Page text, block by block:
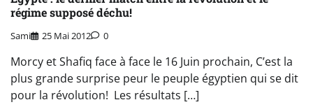
régime supposé déchu!
Sami 25 Mai 2012 0
Morcy et Shafiq face à face le 16 Juin prochain, C’est la
plus grande surprise peur le peuple égyptien qui se dit
pour la révolution! Les résultats […]